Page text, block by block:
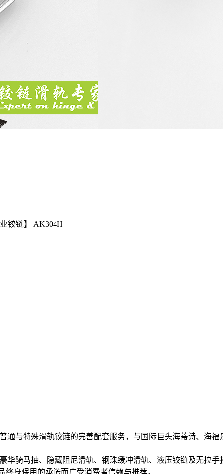
铰链】 AK304H
通与特殊滑轨铰链的完善配套服务，与国际巨头海蒂诗、海
骑马抽、隐藏阻尼滑轨、钢珠缓冲滑轨、液压铰链及无拉
身保用的承诺而广受消费者信赖与推荐。